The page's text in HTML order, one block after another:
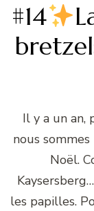
#14
Il y a un an,
nous
Noël.
les papilles.